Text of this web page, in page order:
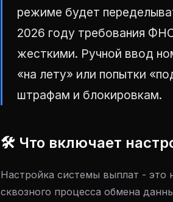
режиме будет
2026 году требования
жесткими. Ручной ввод
«на лету» или попытки
штрафам и блокировкам.
🛠 Что включает
Настройка системы выплат - это
сквозного процесса обмена